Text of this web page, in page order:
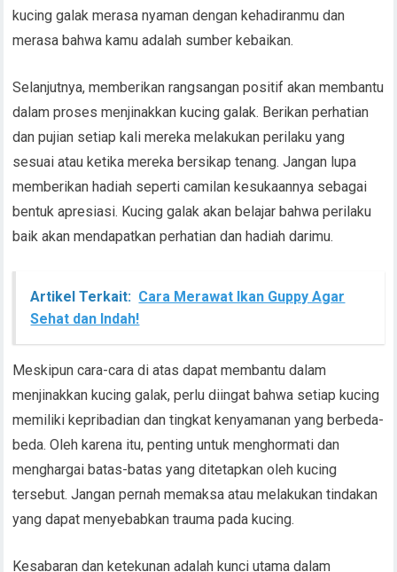
kucing galak merasa nyaman dengan kehadiranmu dan
merasa bahwa kamu adalah sumber kebaikan.
Selanjutnya, memberikan rangsangan positif akan membantu
dalam proses menjinakkan kucing galak. Berikan perhatian
dan pujian setiap kali mereka melakukan perilaku yang
sesuai atau ketika mereka bersikap tenang. Jangan lupa
memberikan hadiah seperti camilan kesukaannya sebagai
bentuk apresiasi. Kucing galak akan belajar bahwa perilaku
baik akan mendapatkan perhatian dan hadiah darimu.
Artikel Terkait: Cara Merawat Ikan Guppy Agar
Sehat dan Indah!
Meskipun cara-cara di atas dapat membantu dalam
menjinakkan kucing galak, perlu diingat bahwa setiap kucing
memiliki kepribadian dan tingkat kenyamanan yang berbeda-
beda. Oleh karena itu, penting untuk menghormati dan
menghargai batas-batas yang ditetapkan oleh kucing
tersebut. Jangan pernah memaksa atau melakukan tindakan
yang dapat menyebabkan trauma pada kucing.
Kesabaran dan ketekunan adalah kunci utama dalam